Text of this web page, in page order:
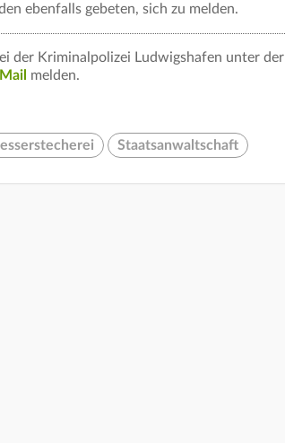
ebenfalls gebeten, sich zu melden.
der Kriminalpolizei Ludwigshafen unter der
melden.
Staatsanwaltschaft